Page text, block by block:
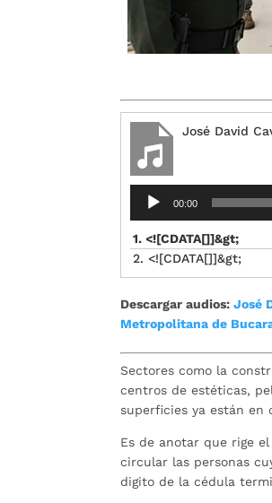
José David
Reproductor
00:00
1. <![CDATA[]]&gt;
2. <![CDATA[]]&gt;
Descargar audios:José
Metropolitana de
Sectores como la
centros de estéticas,
superficies ya están en
Es de anotar que rige el
circular las personas
digito de la cédula